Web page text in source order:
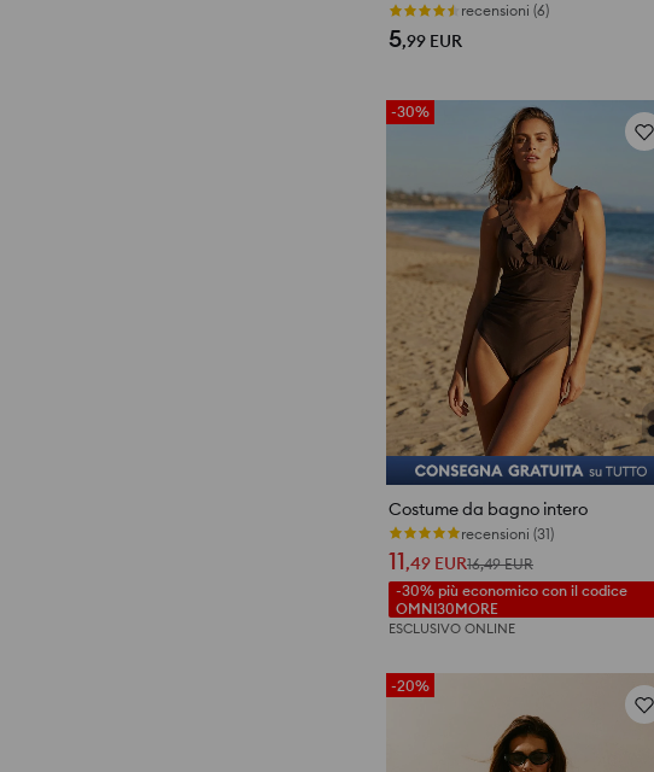
Ultimi pezzi
5,99 EUR
-30%
Costume da bagno intero
recensioni (31)
11,49 EUR16,49 EUR
-30% più economico con il codice
OMNI30MORE
ESCLUSIVO ONLINE
-20%